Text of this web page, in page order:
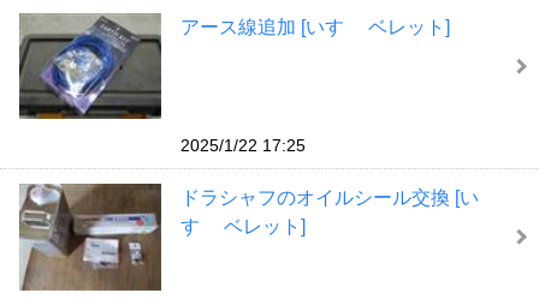
アース線追加 [いすゞ ベレット]
2025/1/22 17:25
ドラシャフのオイルシール交換 [い
すゞ ベレット]